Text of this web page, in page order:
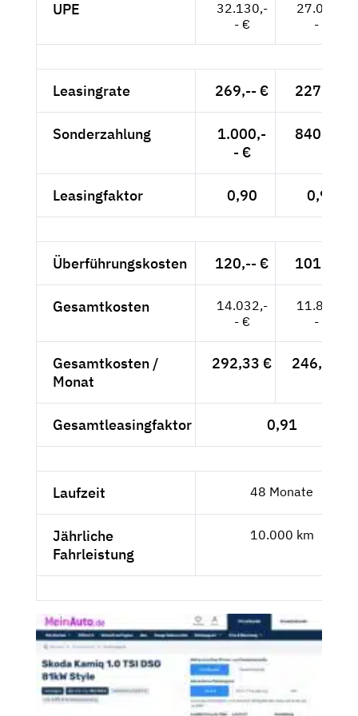
UPE
32.130,-
- €
27.000,-
- €
Leasingrate 269,-- € 227,-- €
Sonderzahlung
1.000,-
- €
840,-- €
Leasingfaktor 0,90 0,91
Überführungskosten 120,-- € 101,-- €
Gesamtkosten
14.032,-
- €
11.837,-
- €
Gesamtkosten /
Monat
292,33 € 246,60 €
Gesamtleasingfaktor 0,91
Laufzeit 48 Monate
Jährliche
Fahrleistung
10.000 km